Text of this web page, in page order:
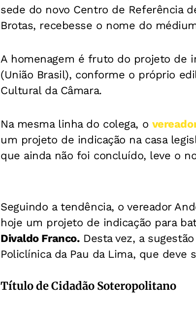
sede do novo Centro de Referência
Brotas, recebesse o nome do
A homenagem é fruto do projeto de
(União Brasil), conforme o próprio
Cultural da Câmara.
Na mesma linha do colega, o
um projeto de indicação na casa
que ainda não foi concluído, leve o
Seguindo a tendência, o vereador
hoje um projeto de indicação para
Divaldo Franco.Desta vez, a
Policlínica da Pau da Lima, que
Título de Cidadão Soteropolitano